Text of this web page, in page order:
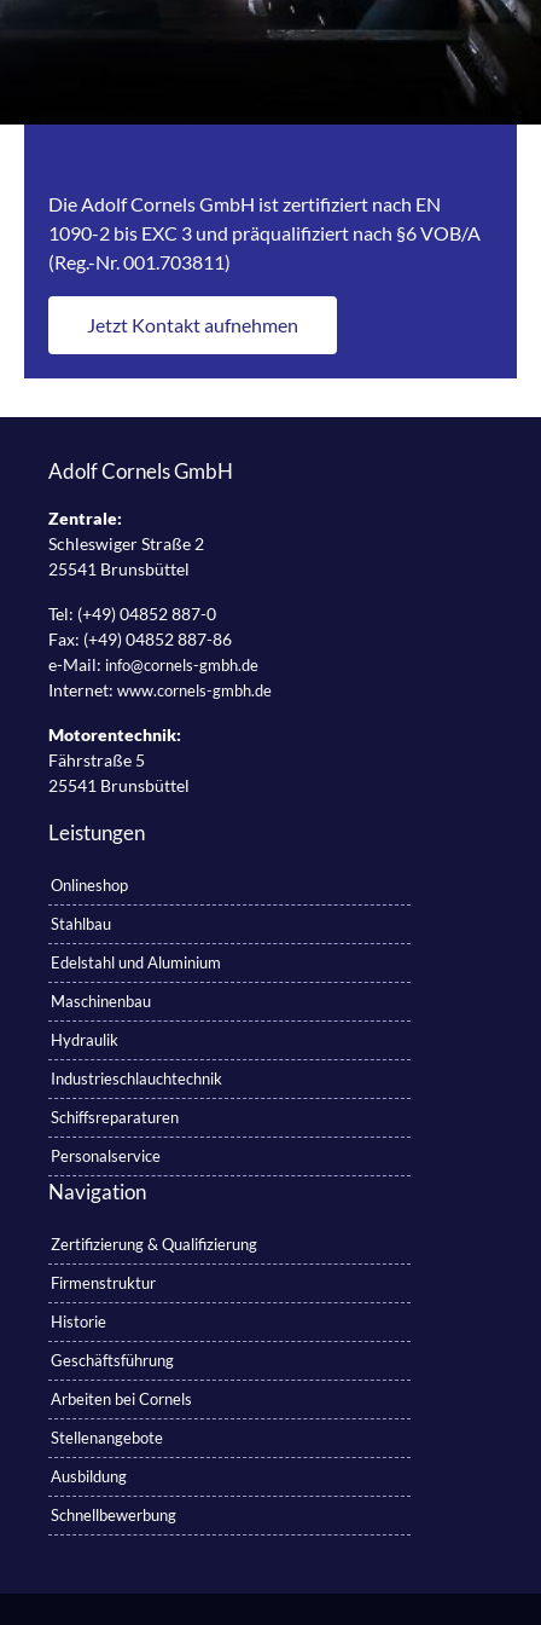
Schiffsreparaturen
Die Adolf Cornels GmbH ist zertifiziert nach EN
1090-2 bis EXC 3 und präqualifiziert nach §6 VOB/A
(Reg.-Nr. 001.703811)
Jetzt Kontakt aufnehmen
Adolf Cornels GmbH
Zentrale:
Schleswiger Straße 2
25541 Brunsbüttel
Tel: (+49) 04852 887-0
Fax: (+49) 04852 887-86
e-Mail: info@cornels-gmbh.de
Internet: www.cornels-gmbh.de
Motorentechnik:
Fährstraße 5
25541 Brunsbüttel
Leistungen
Onlineshop
Stahlbau
Edelstahl und Aluminium
Maschinenbau
Hydraulik
Industrieschlauchtechnik
Schiffsreparaturen
Personalservice
Navigation
Zertifizierung & Qualifizierung
Firmenstruktur
Historie
Geschäftsführung
Arbeiten bei Cornels
Stellenangebote
Ausbildung
Schnellbewerbung